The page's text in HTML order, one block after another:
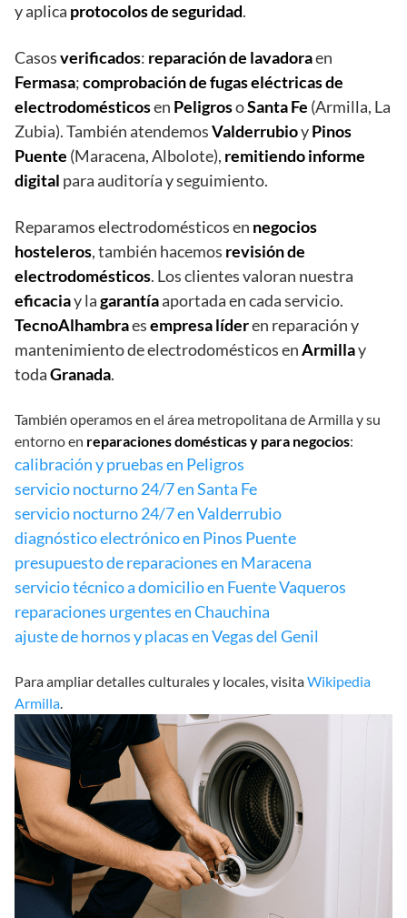
y aplica protocolos de seguridad.
Casosverificados: reparación de lavadoraen
Fermasa;comprobación de fugas eléctricas de
electrodomésticosen PeligrosoSanta Fe (Armilla, La
Zubia). También atendemosValderrubioyPinos
Puente (Maracena, Albolote), remitiendo informe
digital para auditoría y seguimiento.
Reparamos electrodomésticos en negocios
hosteleros, también hacemos revisión de
electrodomésticos. Los clientes valoran nuestra
eficaciay lagarantíaaportada en cada servicio.
TecnoAlhambraesempresa líderen reparación y
mantenimiento de electrodomésticos enArmillay
todaGranada.
También operamos en el área metropolitana de Armilla y su
entorno en reparaciones domésticas y para negocios:
calibración y pruebas en Peligros
servicio nocturno 24/7 en Santa Fe
servicio nocturno 24/7 en Valderrubio
diagnóstico electrónico en Pinos Puente
presupuesto de reparaciones en Maracena
servicio técnico a domicilio en Fuente Vaqueros
reparaciones urgentes en Chauchina
ajuste de hornos y placas en Vegas del Genil
Para ampliar detalles culturales y locales, visitaWikipedia
Armilla.